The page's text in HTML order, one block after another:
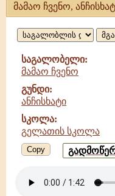
მამაო
ჩვენო,
ანჩისხატი,
გელათის
სკოლა
მამაო ჩვენო,
საგალობელი:
მამაო ჩვენო
გუნდი:
ანჩისხატი
სკოლა:
გელათის სკოლა
Copy